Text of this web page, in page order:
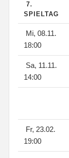
7.
SPIELTAG
Mi, 08.11.
18:00
Sa, 11.11.
14:00
Fr, 23.02.
19:00